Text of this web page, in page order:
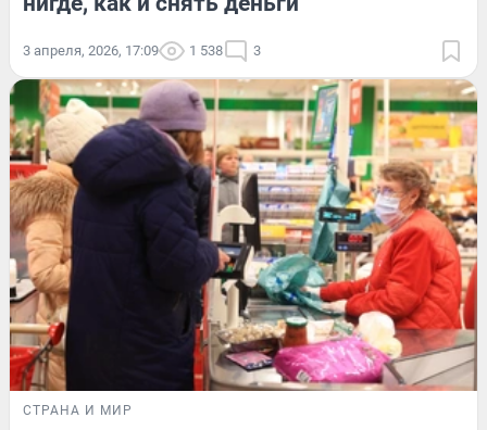
3 апреля, 2026, 17:09 1 538 3
СТРАНА И МИР